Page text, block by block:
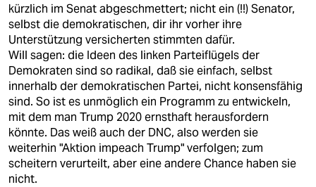
kürzlich im Senat abgeschmettert; nicht ein (!!) Senator,
selbst die demokratischen, dir ihr vorher ihre
Unterstützung versicherten stimmten dafür.
Will sagen: die Ideen des linken Parteiflügels der
Demokraten sind so radikal, daß sie einfach, selbst
innerhalb der demokratischen Partei, nicht konsensfähig
sind. So ist es unmöglich ein Programm zu entwickeln,
mit dem man Trump 2020 ernsthaft herausfordern
könnte. Das weiß auch der DNC, also werden sie
weiterhin "Aktion impeach Trump" verfolgen; zum
scheitern verurteilt, aber eine andere Chance haben sie
nicht.